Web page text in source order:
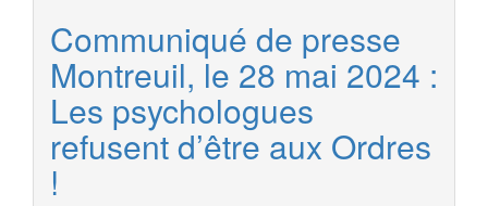
Communiqué de presse
Montreuil, le 28 mai 2024 :
Les psychologues
refusent d’être aux Ordres
!